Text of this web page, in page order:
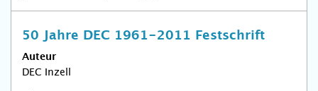
50 Jahre DEC 1961-2011 Festschrift
Auteur
DEC Inzell